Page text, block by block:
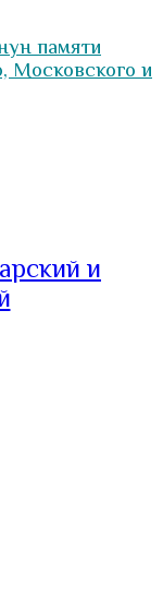
памяти
Московского и
и